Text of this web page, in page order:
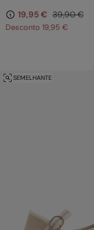
19,95 € 39,90 €
Desconto 19,95 €
SEMELHANTE